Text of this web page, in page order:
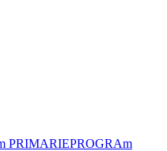
PRIMARIEPROGRAm